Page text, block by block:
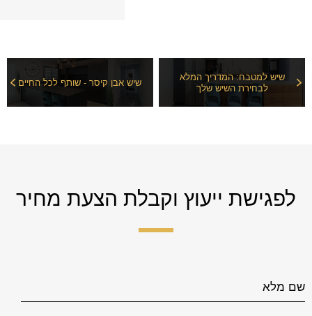
שיש למטבח: המדריך המלא
לבחירת השיש שלך
שיש אבן קיסר - שותף לכל החיים
לפגישת ייעוץ וקבלת הצעת מחיר